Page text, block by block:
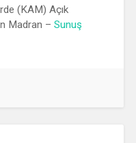
(KAM) Açık
Madran – Sunuş